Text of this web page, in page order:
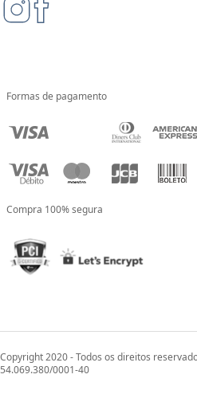
Formas de pagamento
Compra 100% segura
Copyright 2020 - Todos os direitos
54.069.380/0001-40